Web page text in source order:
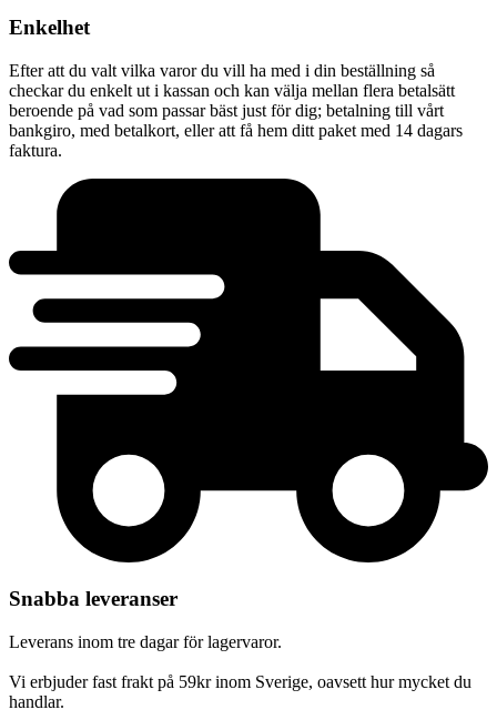
Enkelhet
Efter att du valt vilka varor du vill ha med i din beställning så
checkar du enkelt ut i kassan och kan välja mellan flera betalsätt
beroende på vad som passar bäst just för dig; betalning till vårt
bankgiro, med betalkort, eller att få hem ditt paket med 14 dagars
faktura.
Snabba leveranser
Leverans inom tre dagar för lagervaror.
Vi erbjuder fast frakt på 59kr inom Sverige, oavsett hur mycket du
handlar.